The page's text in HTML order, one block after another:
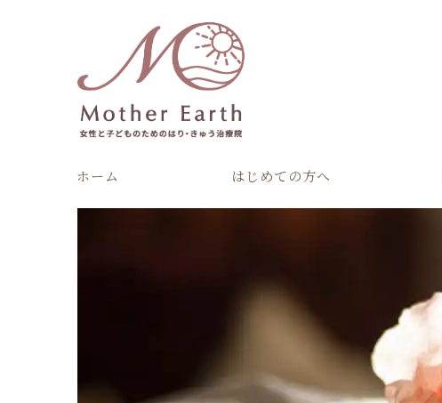
ホーム はじめての方へ